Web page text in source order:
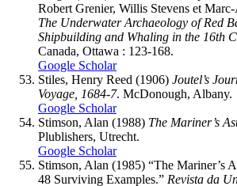
Robert Grenier, Willis Stevens et
The Underwater Archaeology of Red
Shipbuilding and Whaling in the 16th
Canada, Ottawa : 123-168.
Google Scholar
Stiles, Henry Reed (1906) Joutel’s
Voyage, 1684-7. McDonough, Albany.
Google Scholar
Stimson, Alan (1988) The Mariner’s
Plublishers, Utrecht.
Google Scholar
Stimson, Alan (1985) “The Mariner’s
48 Surviving Examples.” Revista da